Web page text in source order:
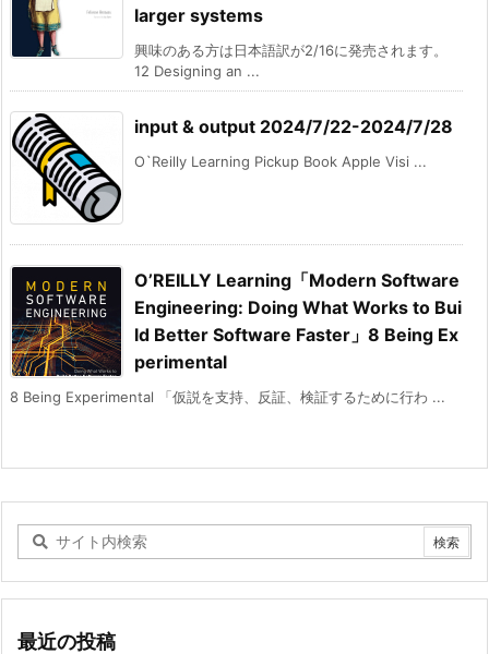
larger systems
興味のある方は日本語訳が2/16に発売されます。
12 Designing an ...
input & output 2024/7/22-2024/7/28
O`Reilly Learning Pickup Book Apple Visi ...
O’REILLY Learning「Modern Software
Engineering: Doing What Works to Bui
ld Better Software Faster」8 Being Ex
perimental
8 Being Experimental 「仮説を支持、反証、検証するために行わ ...
最近の投稿